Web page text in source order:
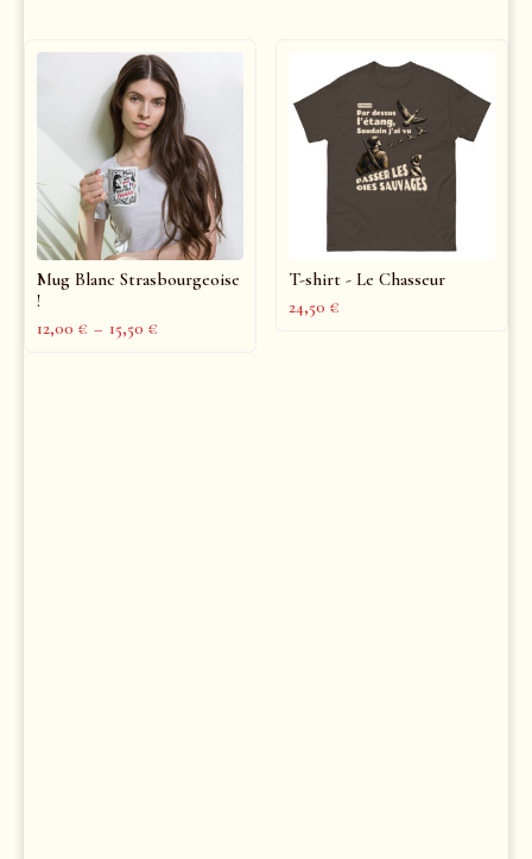
Mug Blanc Strasbourgeoise
!
12,00 € – 15,50 €
T-shirt - Le Chasseur
24,50 €